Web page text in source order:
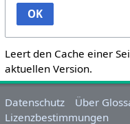
OK
Leert den Cache einer
aktuellen Version.
Datenschutz
Über
Lizenzbestimmungen